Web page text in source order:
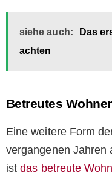
siehe auch:
Das
achten
Betreutes
Eine weitere Form
vergangenen Jahren
istdas betreute